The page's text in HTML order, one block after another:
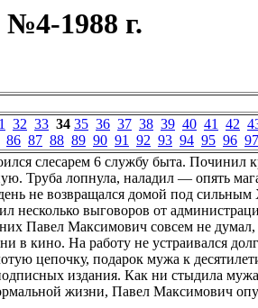
1988 г.
32 33 34 35 36 37 38 39 40 41 42
86 87 88 89 90 91 92 93 94 95 96 97
слесарем 6 службу быта. Починил
Труба лопнула, наладил — опять
не возвращался домой под
несколько выговоров от
Павел Максимович совсем не
в кино. На работу не устраивался
цепочку, подарок мужа к
издания. Как ни стыдила
жизни, Павел Максимович